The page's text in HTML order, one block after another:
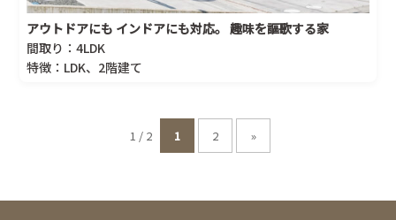
アウトドアにも インドアにも対応。 趣味を謳歌する家
間取り：4LDK
特徴：LDK、2階建て
1 / 2 1 2 »